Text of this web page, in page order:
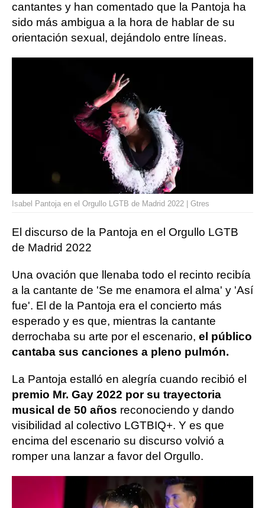
cantantes y han comentado que la Pantoja ha
sido más ambigua a la hora de hablar de su
orientación sexual, dejándolo entre líneas.
Isabel Pantoja en el Orgullo LGTB de Madrid 2022 | Gtres
El discurso de la Pantoja en el Orgullo LGTB
de Madrid 2022
Una ovación que llenaba todo el recinto recibía
a la cantante de 'Se me enamora el alma' y 'Así
fue'. El de la Pantoja era el concierto más
esperado y es que, mientras la cantante
derrochaba su arte por el escenario, el público
cantaba sus canciones a pleno pulmón.
La Pantoja estalló en alegría cuando recibió el
premio Mr. Gay 2022 por su trayectoria
musical de 50 años reconociendo y dando
visibilidad al colectivo LGTBIQ+. Y es que
encima del escenario su discurso volvió a
romper una lanzar a favor del Orgullo.